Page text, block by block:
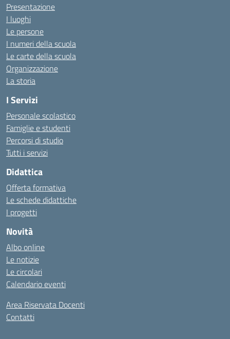
Presentazione
I luoghi
Le persone
I numeri della scuola
Le carte della scuola
Organizzazione
La storia
I Servizi
Personale scolastico
Famiglie e studenti
Percorsi di studio
Tutti i servizi
Didattica
Offerta formativa
Le schede didattiche
I progetti
Novità
Albo online
Le notizie
Le circolari
Calendario eventi
Area Riservata Docenti
Contatti